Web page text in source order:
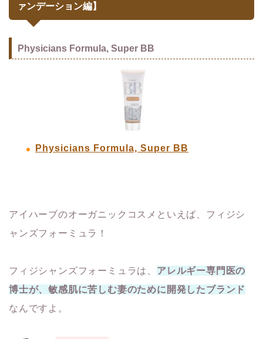
ァンデーション編】
Physicians Formula, Super BB
Physicians Formula, Super BB
アイハーブのオーガニックコスメといえば、フィジシ
ャンズフォーミュラ！
フィジシャンズフォーミュラは、 アレルギー専門医の
博士が、敏感肌に苦しむ妻のために開発したブランド
なんですよ。